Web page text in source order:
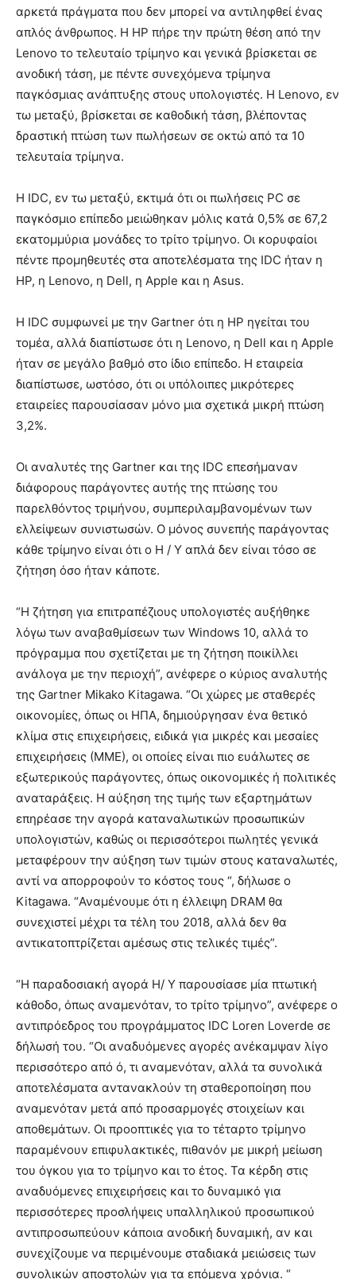
αρκετά πράγματα που δεν μπορεί να αντιληφθεί ένας
απλός άνθρωπος. Η HP πήρε την πρώτη θέση από την
Lenovo το τελευταίο τρίμηνο και γενικά βρίσκεται σε
ανοδική τάση, με πέντε συνεχόμενα τρίμηνα
παγκόσμιας ανάπτυξης στους υπολογιστές. Η Lenovo, εν
τω μεταξύ, βρίσκεται σε καθοδική τάση, βλέποντας
δραστική πτώση των πωλήσεων σε οκτώ από τα 10
τελευταία τρίμηνα.
Η IDC, εν τω μεταξύ, εκτιμά ότι οι πωλήσεις PC σε
παγκόσμιο επίπεδο μειώθηκαν μόλις κατά 0,5% σε 67,2
εκατομμύρια μονάδες το τρίτο τρίμηνο. Οι κορυφαίοι
πέντε προμηθευτές στα αποτελέσματα της IDC ήταν η
HP, η Lenovo, η Dell, η Apple και η Asus.
Η IDC συμφωνεί με την Gartner ότι η HP ηγείται του
τομέα, αλλά διαπίστωσε ότι η Lenovo, η Dell και η Apple
ήταν σε μεγάλο βαθμό στο ίδιο επίπεδο. Η εταιρεία
διαπίστωσε, ωστόσο, ότι οι υπόλοιπες μικρότερες
εταιρείες παρουσίασαν μόνο μια σχετικά μικρή πτώση
3,2%.
Οι αναλυτές της Gartner και της IDC επεσήμαναν
διάφορους παράγοντες αυτής της πτώσης του
παρελθόντος τριμήνου, συμπεριλαμβανομένων των
ελλείψεων συνιστωσών. Ο μόνος συνεπής παράγοντας
κάθε τρίμηνο είναι ότι ο Η / Υ απλά δεν είναι τόσο σε
ζήτηση όσο ήταν κάποτε.
“Η ζήτηση για επιτραπέζιους υπολογιστές αυξήθηκε
λόγω των αναβαθμίσεων των Windows 10, αλλά το
πρόγραμμα που σχετίζεται με τη ζήτηση ποικίλλει
ανάλογα με την περιοχή”, ανέφερε ο κύριος αναλυτής
της Gartner Mikako Kitagawa. “Οι χώρες με σταθερές
οικονομίες, όπως οι ΗΠΑ, δημιούργησαν ένα θετικό
κλίμα στις επιχειρήσεις, ειδικά για μικρές και μεσαίες
επιχειρήσεις (ΜΜΕ), οι οποίες είναι πιο ευάλωτες σε
εξωτερικούς παράγοντες, όπως οικονομικές ή πολιτικές
αναταράξεις. Η αύξηση της τιμής των εξαρτημάτων
επηρέασε την αγορά καταναλωτικών προσωπικών
υπολογιστών, καθώς οι περισσότεροι πωλητές γενικά
μεταφέρουν την αύξηση των τιμών στους καταναλωτές,
αντί να απορροφούν το κόστος τους “, δήλωσε ο
Kitagawa. “Αναμένουμε ότι η έλλειψη DRAM θα ​​
συνεχιστεί μέχρι τα τέλη του 2018, αλλά δεν θα
αντικατοπτρίζεται αμέσως στις τελικές τιμές”.
“Η παραδοσιακή αγορά Η/ Υ παρουσίασε μία πτωτική
κάθοδο, όπως αναμενόταν, το τρίτο τρίμηνο”, ανέφερε ο
αντιπρόεδρος του προγράμματος IDC Loren Loverde σε
δήλωσή του. “Οι αναδυόμενες αγορές ανέκαμψαν λίγο
περισσότερο από ό, τι αναμενόταν, αλλά τα συνολικά
αποτελέσματα αντανακλούν τη σταθεροποίηση που
αναμενόταν μετά από προσαρμογές στοιχείων και
αποθεμάτων. Οι προοπτικές για το τέταρτο τρίμηνο
παραμένουν επιφυλακτικές, πιθανόν με μικρή μείωση
του όγκου για το τρίμηνο και το έτος. Τα κέρδη στις
αναδυόμενες επιχειρήσεις και το δυναμικό για
περισσότερες προσλήψεις υπαλληλικού προσωπικού
αντιπροσωπεύουν κάποια ανοδική δυναμική, αν και
συνεχίζουμε να περιμένουμε σταδιακά μειώσεις των
συνολικών αποστολών για τα επόμενα χρόνια. “